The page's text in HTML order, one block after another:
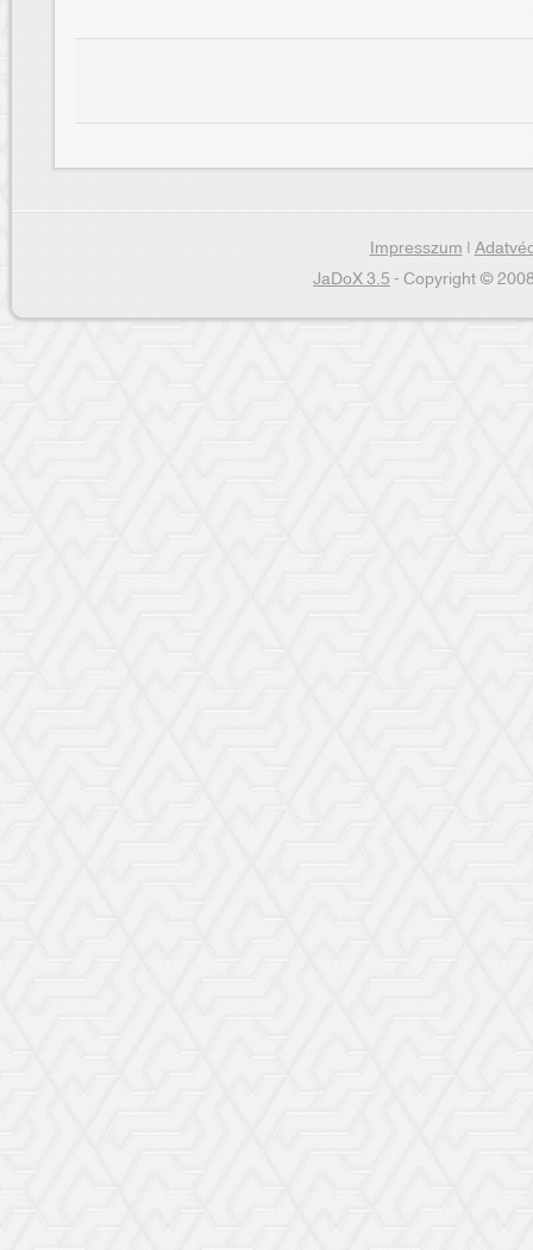
Impresszum|
JaDoX 3.5- Copyright ©